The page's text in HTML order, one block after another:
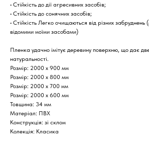
• Стійкість до дії агресивних засобів;
• Стійкість до сонячних засобів;
• Стійкість Легко очищаються від різних забруднень
відомими моїми засобами)
Пленка удачно імітує деревину поверхню, що дає
натуральності.
Розмір: 2000 х 900 мм
Розмір: 2000 х 800 мм
Розмір: 2000 х 700 мм
Розмір: 2000 х 600 мм
Товщина: 34 мм
Матеріал: ПВХ
Конструкція: зі склом
Колекція: Класика